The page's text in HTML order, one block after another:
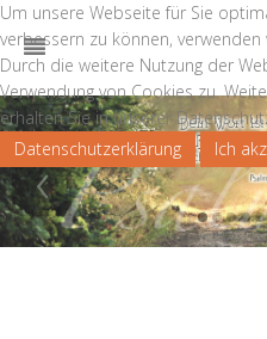
‹
Um unsere Webseite für Sie
verbessern zu können, verwenden
Durch die weitere Nutzung der
Verwendung von Cookies zu.
erhalten Sie in unserer
Datenschutzerklärung
Ich